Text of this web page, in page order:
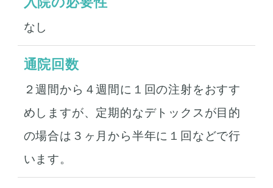
なし
通院回数
２週間から４週間に１回の注射をおすす
めしますが、定期的なデトックスが目的
の場合は３ヶ月から半年に１回などで行
います。